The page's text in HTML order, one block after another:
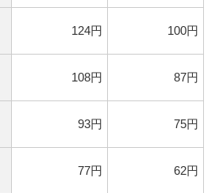
124円 100円
108円 87円
93円 75円
77円 62円